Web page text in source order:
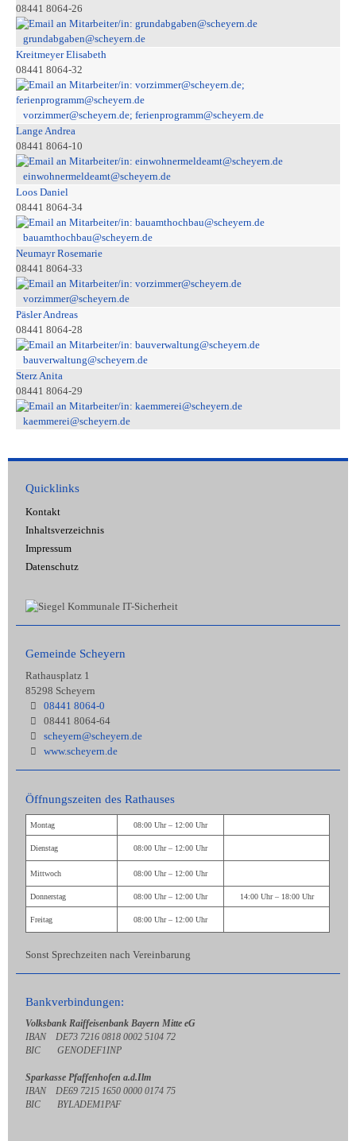
08441 8064-26
grundabgaben@scheyern.de
Kreitmeyer Elisabeth
08441 8064-32
vorzimmer@scheyern.de; ferienprogramm@scheyern.de
Lange Andrea
08441 8064-10
einwohnermeldeamt@scheyern.de
Loos Daniel
08441 8064-34
bauamthochbau@scheyern.de
Neumayr Rosemarie
08441 8064-33
vorzimmer@scheyern.de
Päsler Andreas
08441 8064-28
bauverwaltung@scheyern.de
Sterz Anita
08441 8064-29
kaemmerei@scheyern.de
Quicklinks
Kontakt
Inhaltsverzeichnis
Impressum
Datenschutz
Gemeinde Scheyern
Rathausplatz 1
85298 Scheyern
08441 8064-0
08441 8064-64
scheyern@scheyern.de
www.scheyern.de
Öffnungszeiten des Rathauses
Montag 08:00 Uhr – 12:00 Uhr
Dienstag 08:00 Uhr – 12:00 Uhr
Mittwoch 08:00 Uhr – 12:00 Uhr
Donnerstag 08:00 Uhr – 12:00 Uhr 14:00 Uhr – 18:00 Uhr
Freitag 08:00 Uhr – 12:00 Uhr
Sonst Sprechzeiten nach Vereinbarung
Bankverbindungen:
Volksbank Raiffeisenbank Bayern Mitte eG
IBAN DE73 7216 0818 0002 5104 72
BIC GENODEF1INP
Sparkasse Pfaffenhofen a.d.Ilm
IBAN DE69 7215 1650 0000 0174 75
BIC BYLADEM1PAF